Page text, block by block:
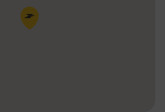
Pin de la carte